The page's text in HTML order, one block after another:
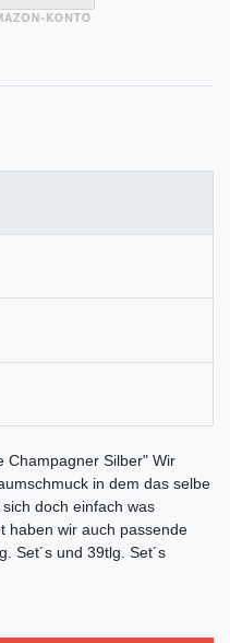
Champagner Silber" Wir
in dem das selbe
doch einfach was
haben wir auch passende
Set´s und 39tlg. Set´s